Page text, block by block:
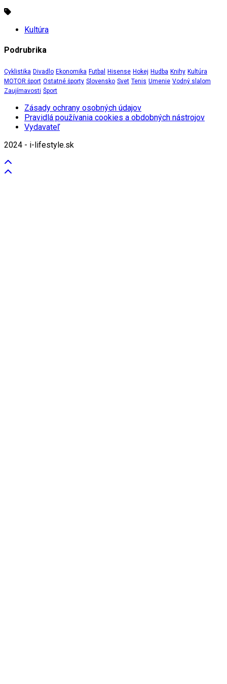
Kultúra
Podrubrika
Cyklistika Divadlo Ekonomika Futbal Hisense Hokej Hudba Knihy Kultúra
MOTOR šport Ostatné športy Slovensko Svet Tenis Umenie Vodný slalom
Zaujímavosti Šport
Zásady ochrany osobných údajov
Pravidlá používania cookies a obdobných nástrojov
Vydavateľ
2024 - i-lifestyle.sk